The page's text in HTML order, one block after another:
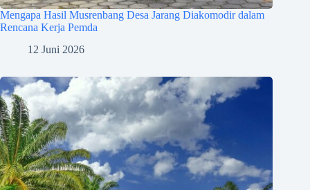
Mengapa Hasil Musrenbang Desa Jarang Diakomodir dalam
Rencana Kerja Pemda
12 Juni 2026